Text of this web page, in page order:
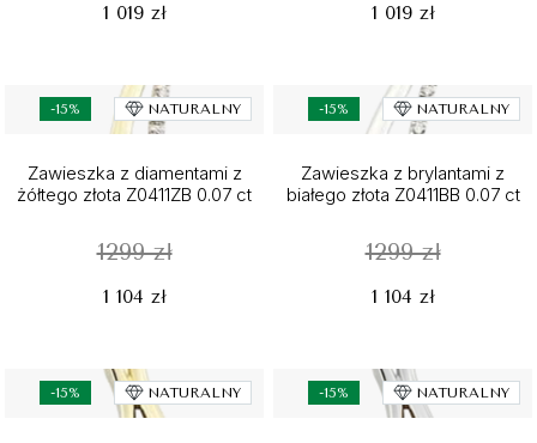
1 019 zł 1 019 zł
-15% NATURALNY
Zawieszka z diamentami z
żółtego złota Z0411ZB 0.07 ct
1299 zł
1 104 zł
-15% NATURALNY
Zawieszka z brylantami z
białego złota Z0411BB 0.07 ct
1299 zł
1 104 zł
-15% NATURALNY -15% NATURALNY